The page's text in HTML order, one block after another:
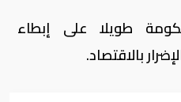
طويلا على إبطاء
بالاقتصاد.